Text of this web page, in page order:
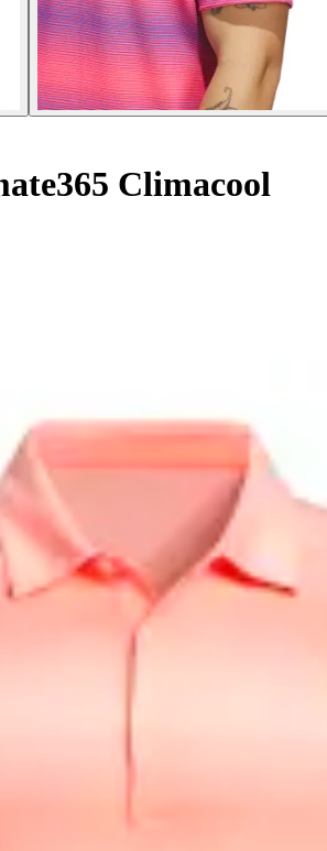
Climacool